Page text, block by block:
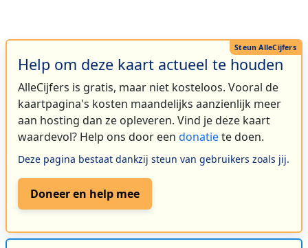
Help om deze kaart actueel te houden
AlleCijfers is gratis, maar niet kosteloos. Vooral de
kaartpagina's kosten maandelijks aanzienlijk meer
aan hosting dan ze opleveren. Vind je deze kaart
waardevol? Help ons door een donatiete doen.
Deze pagina bestaat dankzij steun van gebruikers zoals jij.
Doneer en help mee